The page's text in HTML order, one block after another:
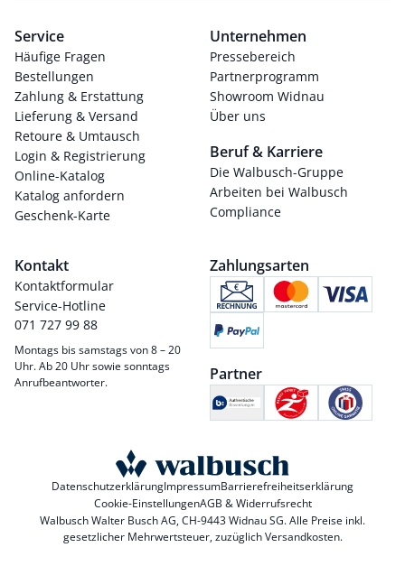
Service
Häufige Fragen
Bestellungen
Zahlung & Erstattung
Lieferung & Versand
Retoure & Umtausch
Login & Registrierung
Online-Katalog
Katalog anfordern
Geschenk-Karte
Unternehmen
Pressebereich
Partnerprogramm
Showroom Widnau
Über uns
Beruf & Karriere
Die Walbusch-Gruppe
Arbeiten bei Walbusch
Compliance
Kontakt
Kontaktformular
Service-Hotline
071 727 99 88
Montags bis samstags von 8 – 20
Uhr. Ab 20 Uhr sowie sonntags
Anrufbeantworter.
Zahlungsarten
Partner
DatenschutzerklärungImpressumBarrierefreiheitserklärung
Cookie-EinstellungenAGB & Widerrufsrecht
Walbusch Walter Busch AG, CH-9443 Widnau SG. Alle Preise inkl.
gesetzlicher Mehrwertsteuer, zuzüglichVersandkosten.